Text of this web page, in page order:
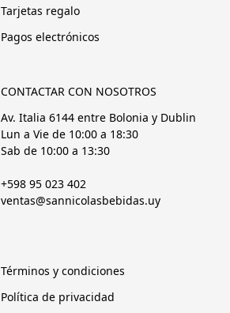
Tarjetas regalo
Pagos electrónicos
CONTACTAR CON NOSOTROS
Av. Italia 6144 entre Bolonia y Dublin
Lun a Vie de 10:00 a 18:30
Sab de 10:00 a 13:30
+598 95 023 402
ventas@sannicolasbebidas.uy
Términos y condiciones
Política de privacidad